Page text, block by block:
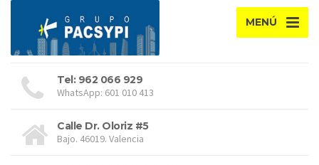
MENÚ
Tel: 962 066 929
WhatsApp: 601 010 413
Calle Dr. Oloriz #5
Bajo. 46019. Valencia